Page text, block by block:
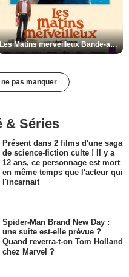
Les Matins merveilleux Bande-annonce VF
pas manquer
& Séries
Présent dans 2 films d'une saga
de science-fiction culte ! Il y a
12 ans, ce personnage est mort
en même temps que l'acteur qui
l'incarnait
Spider-Man Brand New Day :
une suite est-elle prévue ?
Quand reverra-t-on Tom Holland
chez Marvel ?